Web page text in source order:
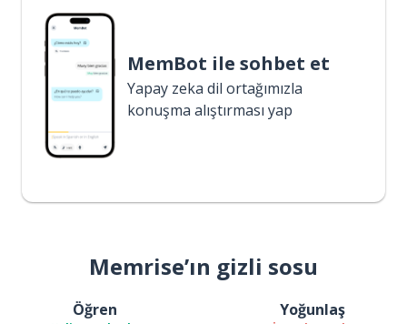
MemBot ile sohbet et
Yapay zeka dil ortağımızla
konuşma alıştırması yap
Memrise’ın gizli sosu
Öğren Yoğunlaş